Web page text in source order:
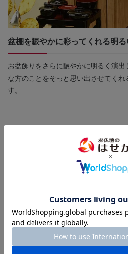
盆棚を賑やかに彩ってくれる明
お盆飾りをさらに賑やかに明るく演
な方のことをそっと思い出させてく
す。